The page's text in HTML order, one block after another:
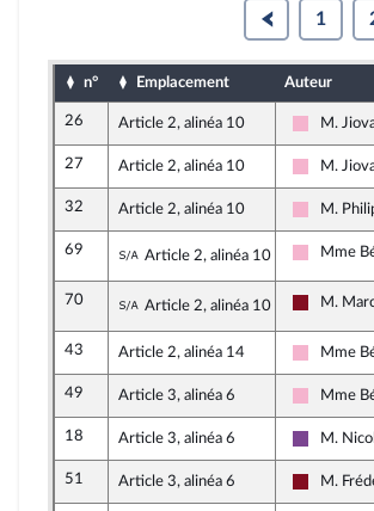
1
n° Emplacement Auteur
26 Article 2, alinéa 10 M.
27 Article 2, alinéa 10 M.
32 Article 2, alinéa 10 M.
69 Sous-amendement de
Article 2, alinéa 10 Mme
70 Sous-amendement de
Article 2, alinéa 10 Gauche
M.
43 Article 2, alinéa 14 Mme
49 Article 3, alinéa 6 Mme
18 Article 3, alinéa 6 M.
51 Article 3, alinéa 6
Gauche
M.